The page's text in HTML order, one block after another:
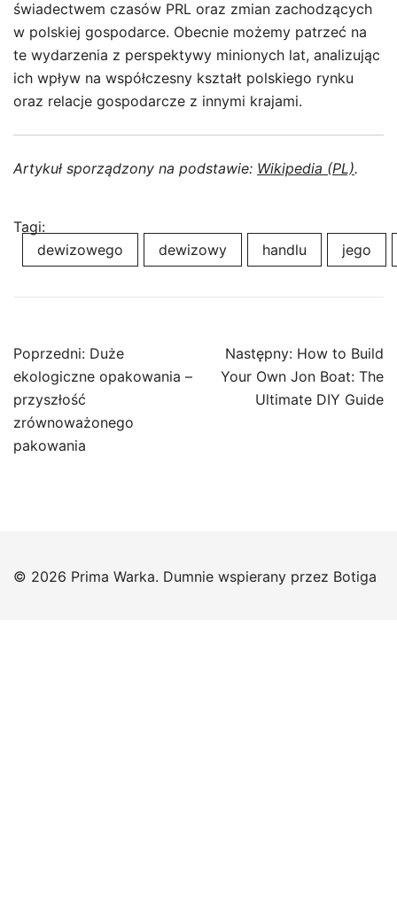
świadectwem czasów PRL oraz zmian zachodzących
w polskiej gospodarce. Obecnie możemy patrzeć na
te wydarzenia z perspektywy minionych lat, analizując
ich wpływ na współczesny kształt polskiego rynku
oraz relacje gospodarcze z innymi krajami.
Artykuł sporządzony na podstawie: Wikipedia (PL).
Tagi:
dewizowego
dewizowy handlu jego
Nawigacja
wpisu
Poprzedni: Duże
ekologiczne opakowania –
przyszłość
zrównoważonego
pakowania
Następny: How to Build
Your Own Jon Boat: The
Ultimate DIY Guide
© 2026 Prima Warka. Dumnie wspierany przez Botiga